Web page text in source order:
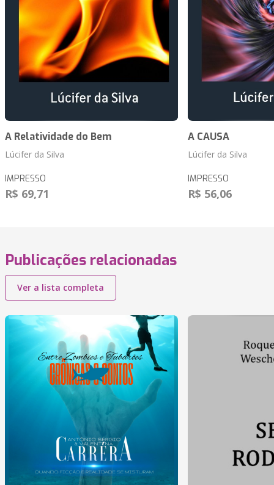
A Relatividade do Bem
Lúcifer da Silva
IMPRESSO
R$ 69,71
A CAUSA
Lúcifer da Silva
IMPRESSO
R$ 56,06
Publicações relacionadas
Ver a lista completa